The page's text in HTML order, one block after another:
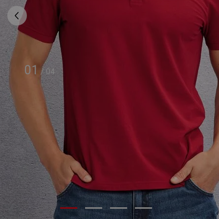
01 / 04